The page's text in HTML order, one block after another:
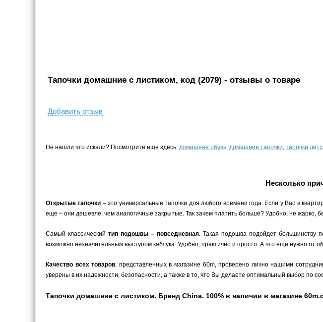
Тапочки домашние с листиком, код (2079) - отзывы о товаре
Добавить отзыв
Не нашли что искали? Посмотрите еще здесь: домашняя обувь, домашние тапочки, тапочки
Несколько
Открытые тапочки – это универсальные тапочки для любого времени года. Если у Вас в
еще – они дешевле, чем аналогичные закрытые. Так зачем платить больше? Удобно, не жарко,
Самый классический тип подошвы – повседневная. Такая подошва подойдет большинству
возможно незначительным выступом каблука. Удобно, практично и просто. А что еще нужно от
Качество всех товаров, представленных в магазине 60m, проверено лично нашими
уверены в их надежности, безопасности, а также в то, что Вы делаете оптимальный выбор по
Тапочки домашние с листиком. Бренд China. 100% в наличии в магазине